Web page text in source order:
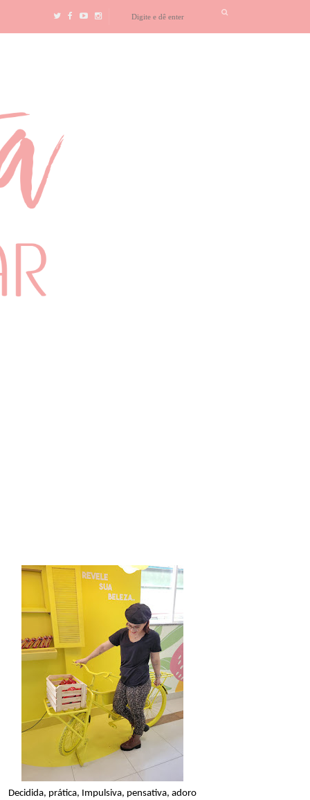
Condicionador
Açucarando: Shampoo
Condicionador Novex
Decidida, prática, Impulsiva, pensativa, adoro